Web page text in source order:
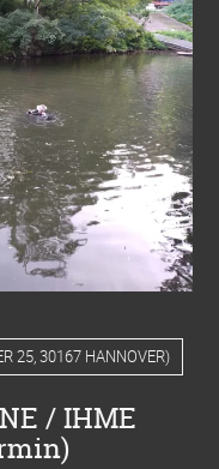
25, 30167 HANNOVER)
/ IHME